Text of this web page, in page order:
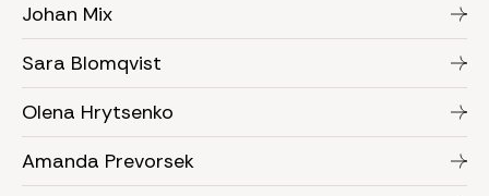
Johan Mix
Sara Blomqvist
Olena Hrytsenko
Amanda Prevorsek